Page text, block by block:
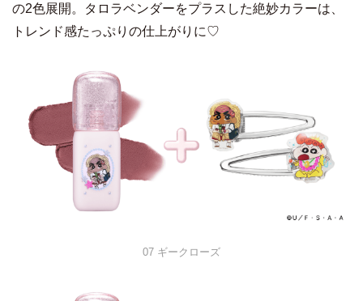
の2色展開。タロラベンダーをプラスした絶妙カラーは、
トレンド感たっぷりの仕上がりに♡
07 ギークローズ